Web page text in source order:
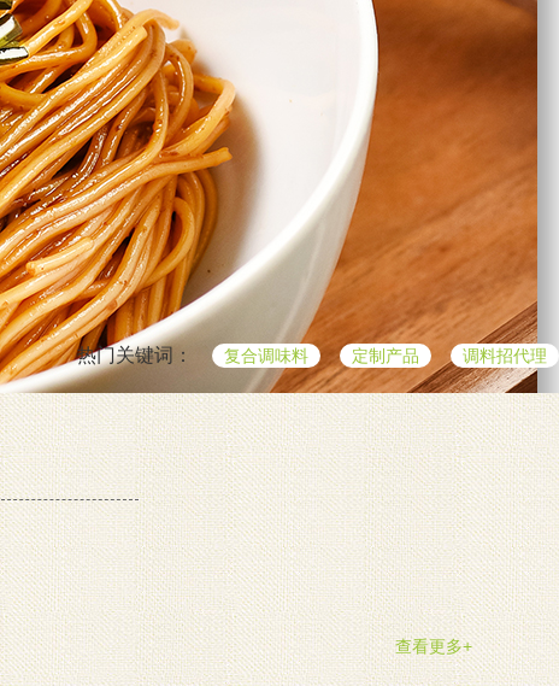
热门关键词： 复合调味料 定制产品 调料招代理
查看更多+